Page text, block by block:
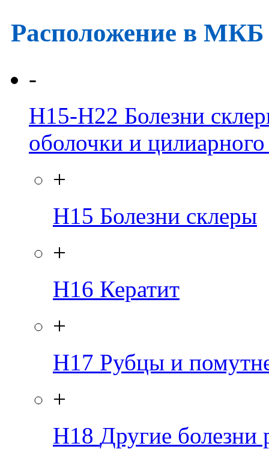
Расположение в
-
H15-H22 Болезни
оболочки и цилиарного
+
H15 Болезни склеры
+
H16 Кератит
+
H17 Рубцы и
+
H18 Другие болезни